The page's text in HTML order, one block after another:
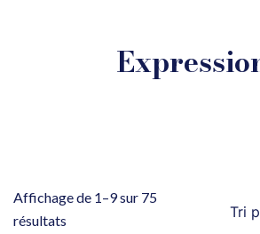
Affichage de 1–9 sur 75
résultats